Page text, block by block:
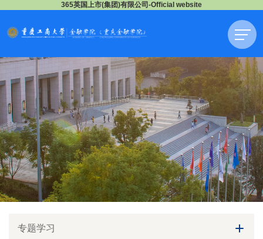
365英国上市(集团)有限公司-Official website
专题学习